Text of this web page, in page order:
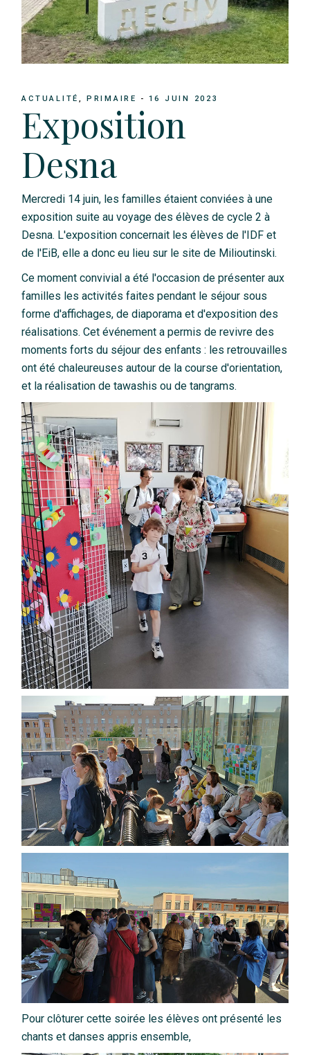
ACTUALITÉ PRIMAIRE 16 JUIN 2023
Exposition
Desna
Mercredi 14 juin, les familles étaient conviées à une
exposition suite au voyage des élèves de cycle 2 à
Desna. L'exposition concernait les élèves de l'IDF et
de l'EiB, elle a donc eu lieu sur le site de Milioutinski.
Ce moment convivial a été l'occasion de présenter aux
familles les activités faites pendant le séjour sous
forme d'affichages, de diaporama et d'exposition des
réalisations. Cet événement a permis de revivre des
moments forts du séjour des enfants : les retrouvailles
ont été chaleureuses autour de la course d'orientation,
et la réalisation de tawashis ou de tangrams.
Pour clôturer cette soirée les élèves ont présenté les
chants et danses appris ensemble,